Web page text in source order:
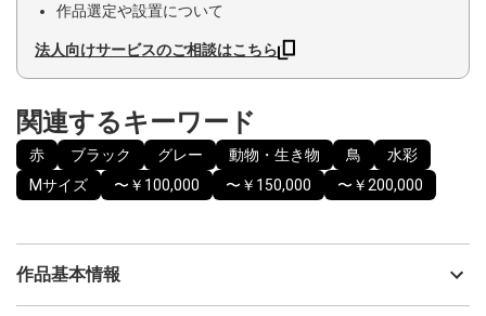
作品選定や設置について
法人向けサービスのご相談はこちら
関連するキーワード
赤 ブラック グレー 動物・生き物 鳥
水彩
Mサイズ
〜￥100,000 〜￥150,000 〜￥200,000
作品基本情報